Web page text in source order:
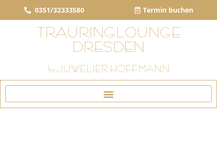
0351/32333580 Termin buchen
TRAURINGLOUNGE
DRESDEN
by JUWELIER HOFFMANN